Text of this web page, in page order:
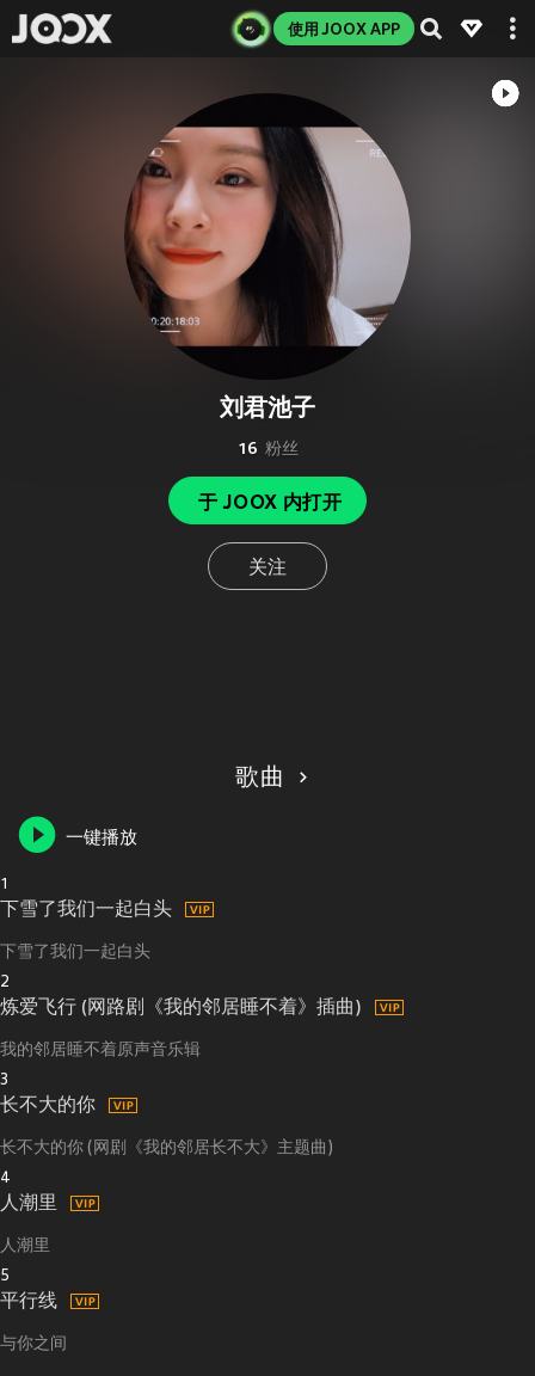
使用 JOOX APP
刘君池子
16 粉丝
于 JOOX 内打开
关注
歌曲
一键播放
1
下雪了我们一起白头
下雪了我们一起白头
2
炼爱飞行 (网路剧《我的邻居睡不着》插曲)
我的邻居睡不着原声音乐辑
3
长不大的你
长不大的你 (网剧《我的邻居长不大》主题曲)
4
人潮里
人潮里
5
平行线
与你之间